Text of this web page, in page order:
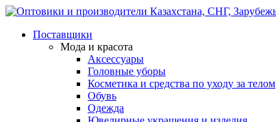
Поставщики
Мода и красота
Аксессуары
Головные уборы
Косметика и средства по уходу за телом
Обувь
Одежда